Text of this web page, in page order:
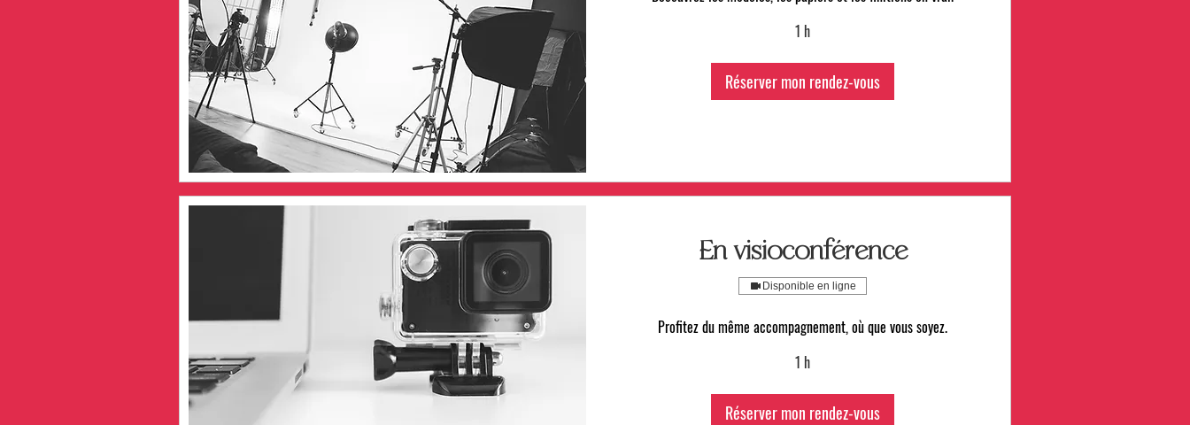
1 h
Réserver mon rendez-vous
En visioconférence
Disponible en ligne
Profitez du même accompagnement, où que vous soyez.
1 h
Réserver mon rendez-vous